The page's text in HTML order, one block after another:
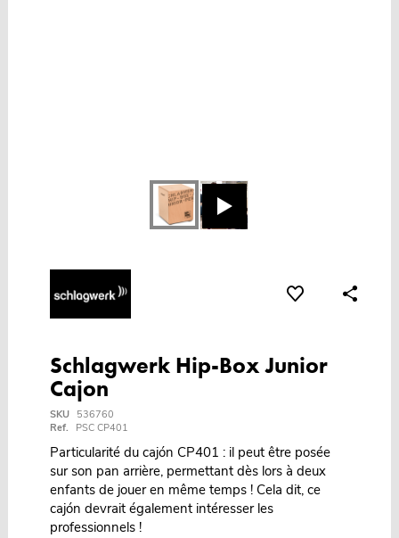
Schlagwerk Hip-Box Junior
Cajon
SKU
536760
Ref.
PSC CP401
Particularité du cajón CP401 : il peut être posée
sur son pan arrière, permettant dès lors à deux
enfants de jouer en même temps ! Cela dit, ce
cajón devrait également intéresser les
professionnels !